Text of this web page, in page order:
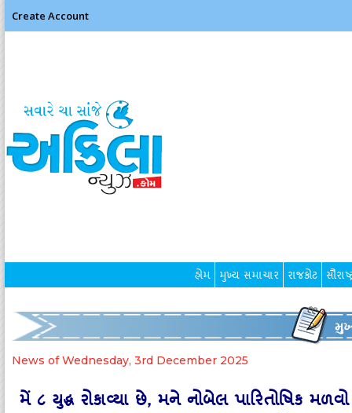
Create Account
હોમ મુખ્ય સમાચાર રાજકોટ
News of Wednesday, 3rd December 2025
મેં ૮ યુદ્ધ રોકાવ્યા છે, મને નોબેલ પારિતોષિક